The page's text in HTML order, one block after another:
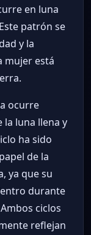
en luna
patrón se
y la
mujer está
ocurre
luna llena y
ha sido
de la
ya que su
durante
ciclos
reflejan